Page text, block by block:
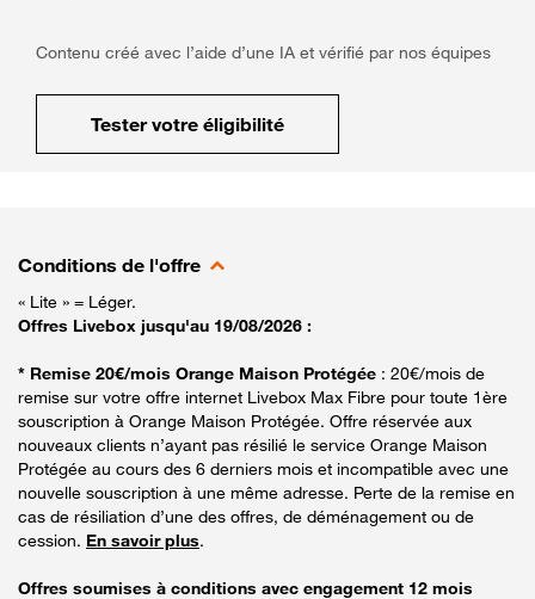
Contenu créé avec l’aide d’une IA et vérifié par nos équipes
Tester votre éligibilité
Conditions de l'offre
« Lite » = Léger.
Offres Livebox jusqu'au 19/08/2026 :
* Remise 20€/mois Orange Maison Protégée : 20€/mois de
remise sur votre offre internet Livebox Max Fibre pour toute 1ère
souscription à Orange Maison Protégée. Offre réservée aux
nouveaux clients n’ayant pas résilié le service Orange Maison
Protégée au cours des 6 derniers mois et incompatible avec une
nouvelle souscription à une même adresse. Perte de la remise en
cas de résiliation d’une des offres, de déménagement ou de
cession. En savoir plus.
Offres soumises à conditions avec engagement 12 mois